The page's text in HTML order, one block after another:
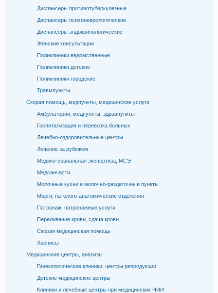
Диспансеры противотуберкулезные
Диспансеры психоневрологические
Диспансеры эндокринологические
Женские консультации
Поликлиники ведомственные
Поликлиники детские
Поликлиники городские
Травмпункты
Скорая помощь, медпункты, медицинские услуги
Амбулатории, медпункты, здравпункты
Госпитализация и перевозка больных
Лечебно-оздоровительные центры
Лечение за рубежом
Медико-социальная экспертиза, МСЭ
Медсанчасти
Молочные кухни и молочно-раздаточные пункты
Морги, патолого-анатомические отделения
Патронаж, патронажные услуги
Переливание крови, сдача крови
Скорая медицинская помощь
Хосписы
Медицинские центры, анализы
Гинекологические клиники, центры репродукции
Детские медицинские центры
Клиники и лечебные центры при медицинских НИИ